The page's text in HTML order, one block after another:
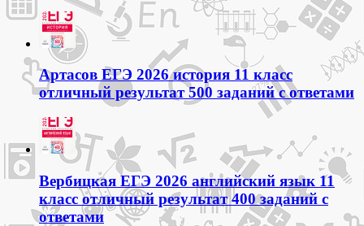
Артасов ЕГЭ 2026 история 11 класс
отличный результат 500 заданий с ответами
Вербицкая ЕГЭ 2026 английский язык 11
класс отличный результат 400 заданий с
ответами